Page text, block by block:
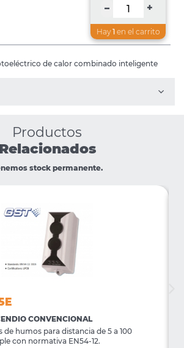
– +
Hay 1 en el carrito
de calor combinado inteligente
Productos
Relacionados
stock permanente.
CONVENCIONAL
humos para distancia de 5 a 100
con normativa EN54-12.